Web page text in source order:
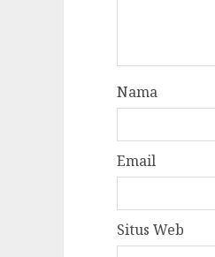
Nama
Email
Situs Web